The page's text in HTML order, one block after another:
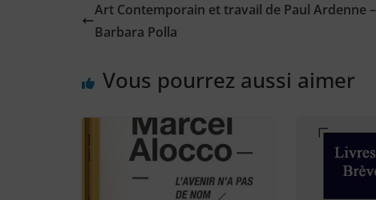
Art Contemporain et travail de Paul Ardenne –
Barbara Polla
Vous pourrez aussi aimer